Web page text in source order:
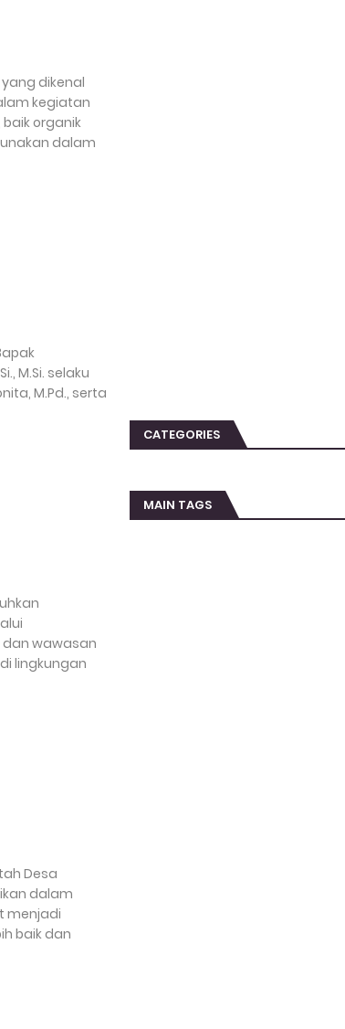
dikenal
kegiatan
organik
dalam
M.Si. selaku
M.Pd., serta
wawasan
lingkungan
Desa
dalam
menjadi
baik dan
CATEGORIES
MAIN TAGS